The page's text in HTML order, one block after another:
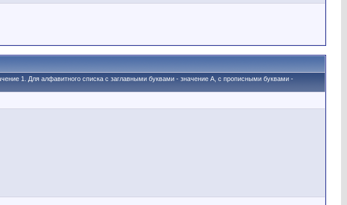
1. Для алфавитного списка с заглавными буквами - значение A, с прописными буквами -